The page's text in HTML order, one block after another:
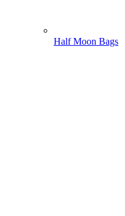
Half Moon Bags